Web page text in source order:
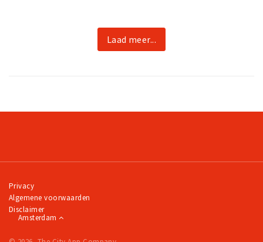
Laad meer...
Privacy
Algemene voorwaarden
Disclaimer
Amsterdam